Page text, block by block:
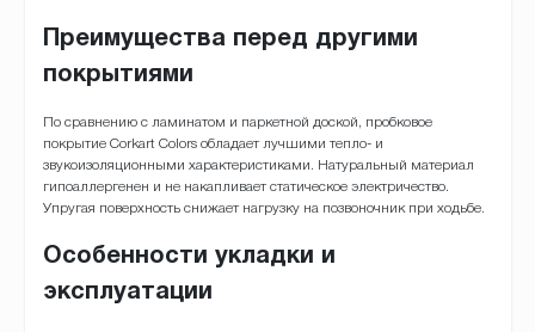
Преимущества перед другими
покрытиями
По сравнению с ламинатом и паркетной доской, пробковое
покрытие Corkart Colors обладает лучшими тепло- и
звукоизоляционными характеристиками. Натуральный материал
гипоаллергенен и не накапливает статическое электричество.
Упругая поверхность снижает нагрузку на позвоночник при ходьбе.
Особенности укладки и
эксплуатации